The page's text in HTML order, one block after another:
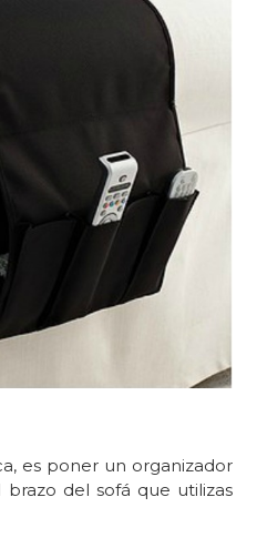
es poner un organizador
del sofá que utilizas